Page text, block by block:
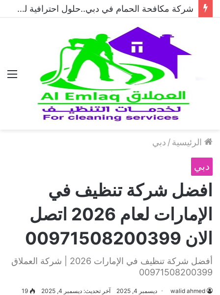
شركة مكافحة الحمام في دبي..حلول احترافية لطرد الحمام وحماية المباني نهائيًا
الرئيسية/ دبي
دبي
افضل شركة تنظيف في
الإمارات لعام 2026 اتصل
الان 00971508200399
أفضل شركة تنظيف في الإمارات 2026 | شركة العملاق
00971508200399
walid ahmed ديسمبر 4, 2025 آخر تحديث: ديسمبر 4, 2025 19